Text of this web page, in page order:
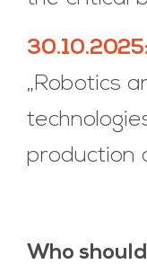
„Robotics
production
Who